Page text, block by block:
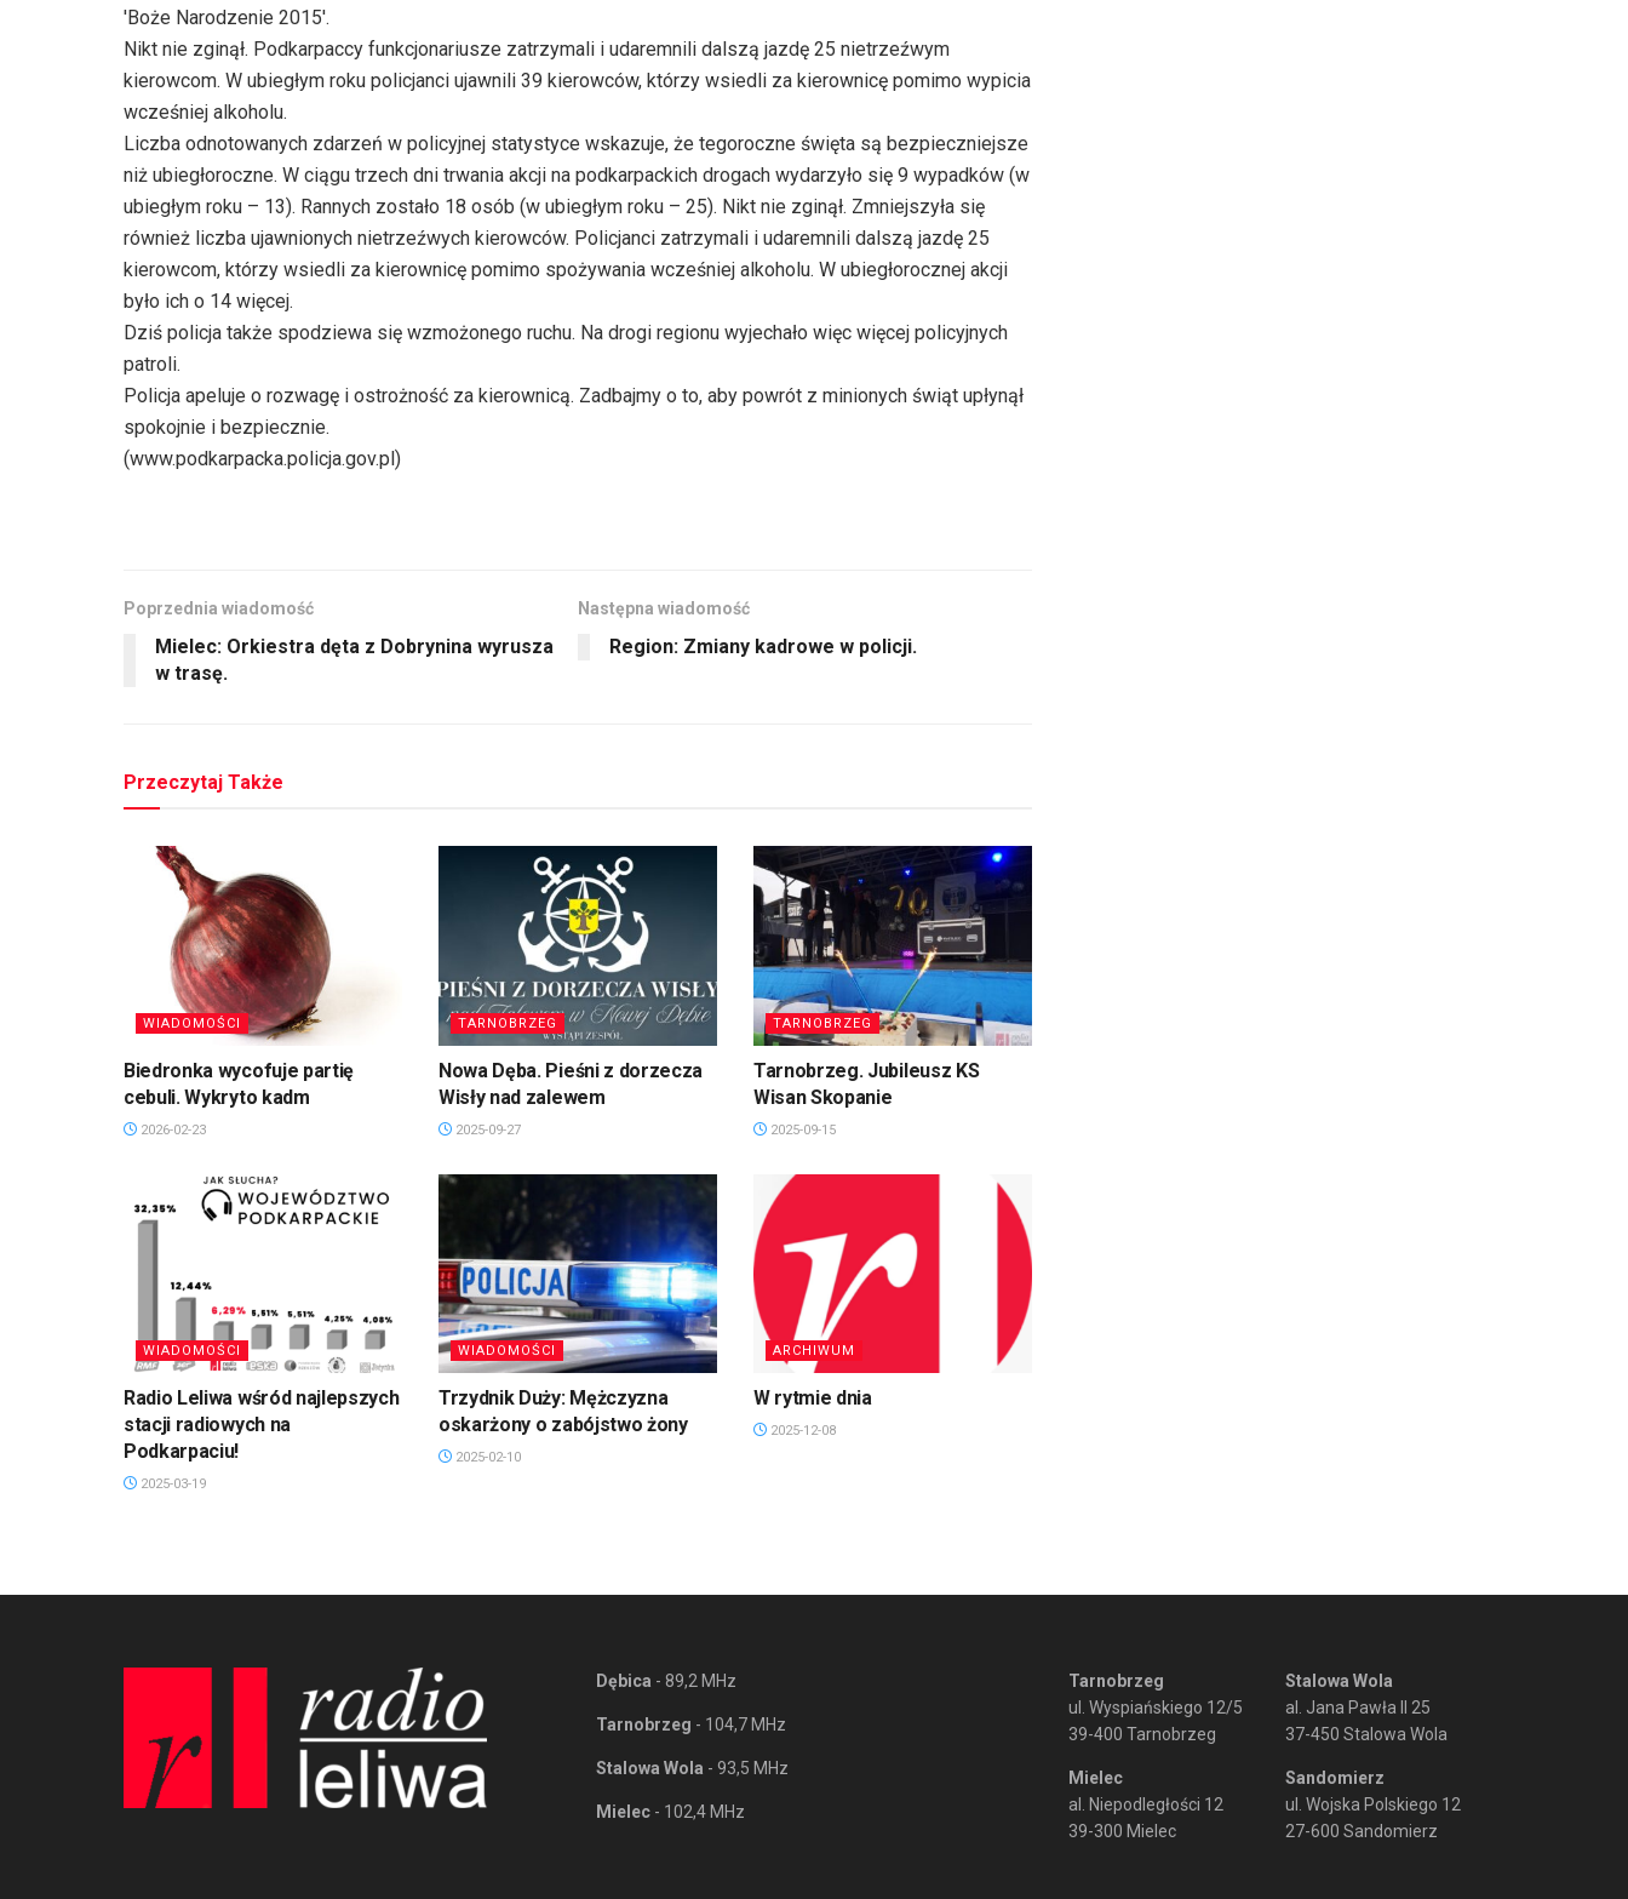
'Boże Narodzenie 2015'.
Nikt nie zginął. Podkarpaccy funkcjonariusze zatrzymali i udaremnili dalszą jazdę 25 nietrzeźwym
kierowcom. W ubiegłym roku policjanci ujawnili 39 kierowców, którzy wsiedli za kierownicę pomimo wypicia
wcześniej alkoholu.
Liczba odnotowanych zdarzeń w policyjnej statystyce wskazuje, że tegoroczne święta są bezpieczniejsze
niż ubiegłoroczne. W ciągu trzech dni trwania akcji na podkarpackich drogach wydarzyło się 9 wypadków (w
ubiegłym roku – 13). Rannych zostało 18 osób (w ubiegłym roku – 25). Nikt nie zginął. Zmniejszyła się
również liczba ujawnionych nietrzeźwych kierowców. Policjanci zatrzymali i udaremnili dalszą jazdę 25
kierowcom, którzy wsiedli za kierownicę pomimo spożywania wcześniej alkoholu. W ubiegłorocznej akcji
było ich o 14 więcej.
Dziś policja także spodziewa się wzmożonego ruchu. Na drogi regionu wyjechało więc więcej policyjnych
patroli.
Policja apeluje o rozwagę i ostrożność za kierownicą. Zadbajmy o to, aby powrót z minionych świąt upłynął
spokojnie i bezpiecznie.
(www.podkarpacka.policja.gov.pl)
Poprzednia wiadomość
Mielec: Orkiestra dęta z Dobrynina wyrusza
w trasę.
Następna wiadomość
Region: Zmiany kadrowe w policji.
Przeczytaj Także
WIADOMOŚCI
Biedronka wycofuje partię
cebuli. Wykryto kadm
2026-02-23
TARNOBRZEG
Nowa Dęba. Pieśni z dorzecza
Wisły nad zalewem
2025-09-27
TARNOBRZEG
Tarnobrzeg. Jubileusz KS
Wisan Skopanie
2025-09-15
WIADOMOŚCI
Radio Leliwa wśród najlepszych
stacji radiowych na
Podkarpaciu!
2025-03-19
WIADOMOŚCI
Trzydnik Duży: Mężczyzna
oskarżony o zabójstwo żony
2025-02-10
ARCHIWUM
W rytmie dnia
2025-12-08
Dębica - 89,2 MHz
Tarnobrzeg - 104,7 MHz
Stalowa Wola - 93,5 MHz
Mielec - 102,4 MHz
Tarnobrzeg
ul. Wyspiańskiego 12/5
39-400 Tarnobrzeg
Mielec
al. Niepodległości 12
39-300 Mielec
Stalowa Wola
al. Jana Pawła II 25
37-450 Stalowa Wola
Sandomierz
ul. Wojska Polskiego 12
27-600 Sandomierz